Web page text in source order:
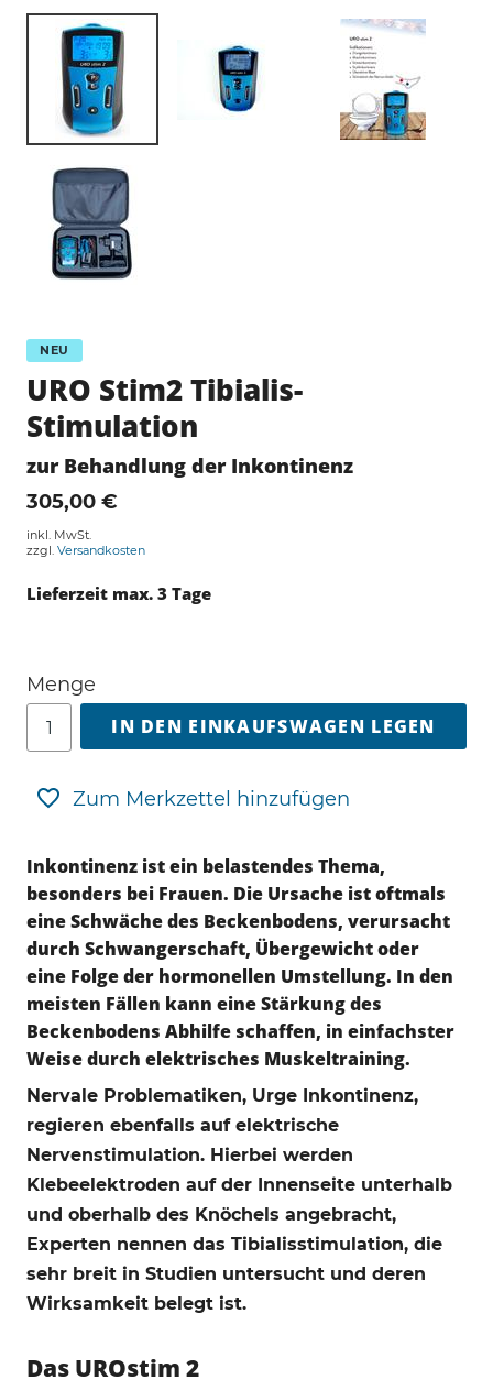
NEU
URO Stim2 Tibialis-
Stimulation
zur Behandlung der Inkontinenz
305,00 €
inkl. MwSt.
zzgl. Versandkosten
Lieferzeit max. 3 Tage
Menge
IN DEN EINKAUFSWAGEN LEGEN
Zum Merkzettel hinzufügen
Inkontinenz ist ein belastendes Thema,
besonders bei Frauen. Die Ursache ist oftmals
eine Schwäche des Beckenbodens, verursacht
durch Schwangerschaft, Übergewicht oder
eine Folge der hormonellen Umstellung. In den
meisten Fällen kann eine Stärkung des
Beckenbodens Abhilfe schaffen, in einfachster
Weise durch elektrisches Muskeltraining.
Nervale Problematiken, Urge Inkontinenz,
regieren ebenfalls auf elektrische
Nervenstimulation. Hierbei werden
Klebeelektroden auf der Innenseite unterhalb
und oberhalb des Knöchels angebracht,
Experten nennen das Tibialisstimulation, die
sehr breit in Studien untersucht und deren
Wirksamkeit belegt ist.
Das UROstim 2